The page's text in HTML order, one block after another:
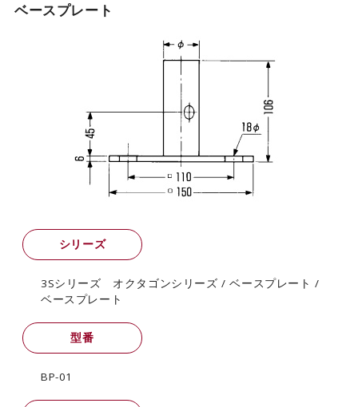
EN
ベースプレート
シリーズ
3Sシリーズ オクタゴンシリーズ / ベースプレート /
ベースプレート
型番
BP-01